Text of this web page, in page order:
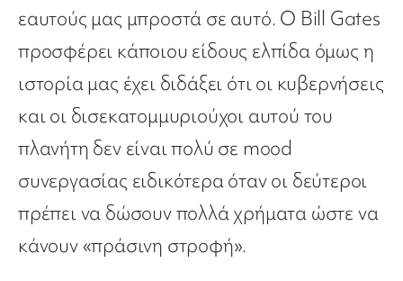
εαυτούς μας μπροστά σε αυτό. Ο Bill Gates
προσφέρει κάποιου είδους ελπίδα όμως η
ιστορία μας έχει διδάξει ότι οι κυβερνήσεις
και οι δισεκατομμυριούχοι αυτού του
πλανήτη δεν είναι πολύ σε mood
συνεργασίας ειδικότερα όταν οι δεύτεροι
πρέπει να δώσουν πολλά χρήματα ώστε να
κάνουν «πράσινη στροφή».